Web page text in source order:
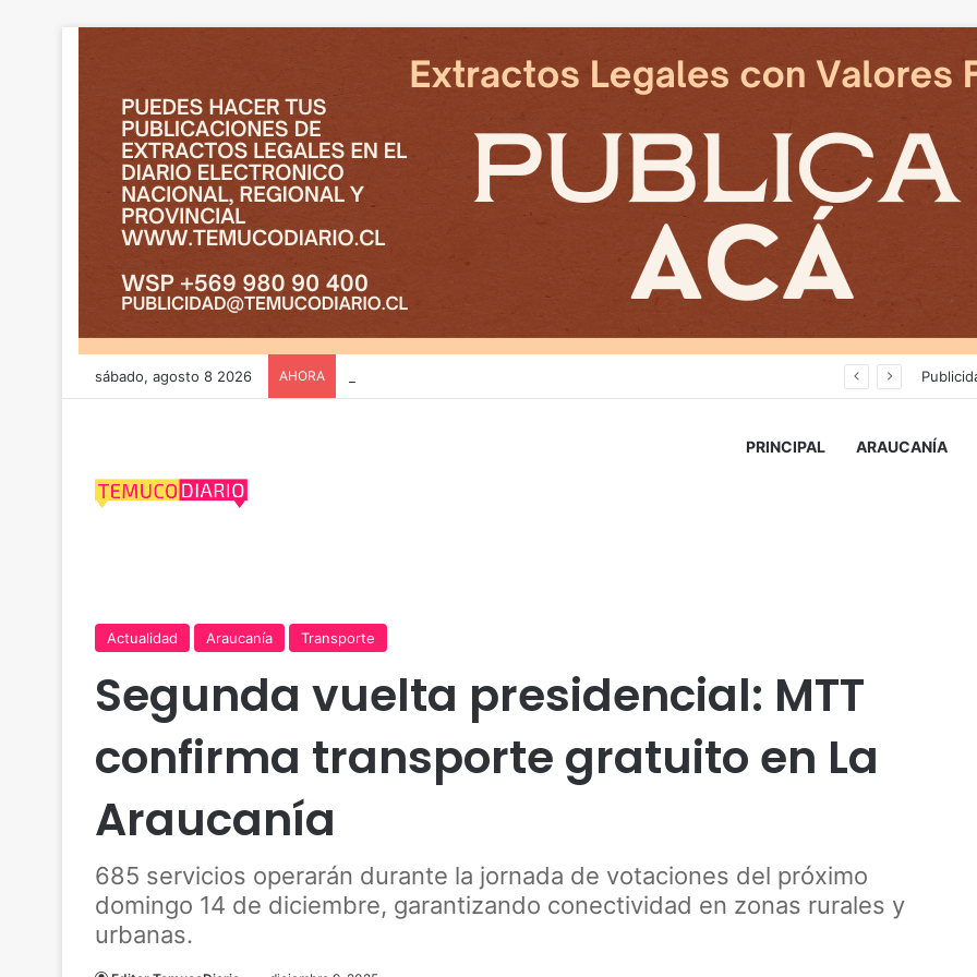
sábado, agosto 8 2026 AHORA
PRINCIPAL ARAUCANÍA
Actualidad Araucanía Transporte
Segunda vuelta presidencial: MTT
confirma transporte gratuito en La
Araucanía
685 servicios operarán durante la jornada de votaciones del próximo
domingo 14 de diciembre, garantizando conectividad en zonas rurales y
urbanas.